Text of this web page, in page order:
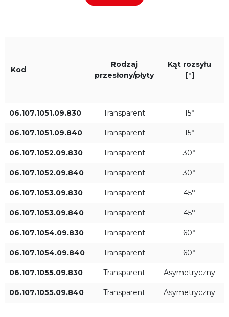
Średnica [mm] Kąt rozsyłu [°]
Asymetryczny
[lm]
Kod
Rodzaj
przesłony/płyty
Kąt rozsyłu
[°]
06.107.1051.09.830 Transparent 15°
06.107.1051.09.840 Transparent 15°
06.107.1052.09.830 Transparent 30°
06.107.1052.09.840 Transparent 30°
06.107.1053.09.830 Transparent 45°
06.107.1053.09.840 Transparent 45°
06.107.1054.09.830 Transparent 60°
06.107.1054.09.840 Transparent 60°
06.107.1055.09.830 Transparent Asymetryczny
06.107.1055.09.840 Transparent Asymetryczny